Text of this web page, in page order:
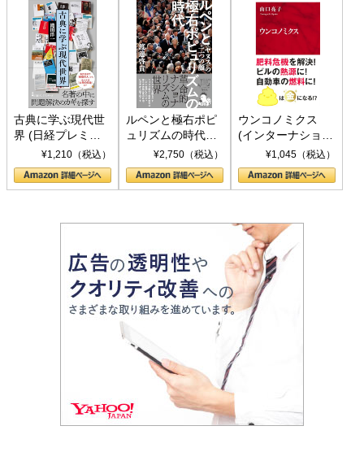
古典に学ぶ現代世
界 (日経プレミア
シリーズ)¥1,210（税込）
ルペンと極右ポピ
ュリズムの時代：
〈ヤヌス〉の二つ
の顔
¥2,750（税込）
ウンコノミクス
(インターナショナ
ル新書)¥1,045（税込）